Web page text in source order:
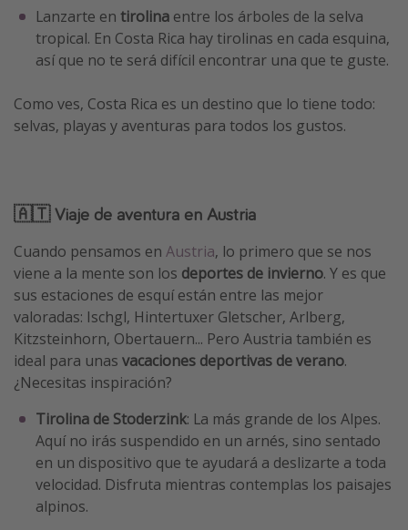
Lanzarte en tirolina entre los árboles de la selva
tropical. En Costa Rica hay tirolinas en cada esquina,
así que no te será difícil encontrar una que te guste.
Como ves, Costa Rica es un destino que lo tiene todo:
selvas, playas y aventuras para todos los gustos.
🇦🇹 Viaje de aventura en Austria
Cuando pensamos en Austria, lo primero que se nos
viene a la mente son los deportes de invierno. Y es que
sus estaciones de esquí están entre las mejor
valoradas: Ischgl, Hintertuxer Gletscher, Arlberg,
Kitzsteinhorn, Obertauern... Pero Austria también es
ideal para unas vacaciones deportivas de verano.
¿Necesitas inspiración?
Tirolina de Stoderzink: La más grande de los Alpes.
Aquí no irás suspendido en un arnés, sino sentado
en un dispositivo que te ayudará a deslizarte a toda
velocidad. Disfruta mientras contemplas los paisajes
alpinos.